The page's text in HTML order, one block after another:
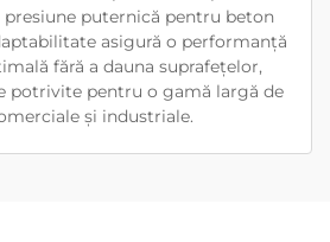
presiune puternică pentru beton
asigură o performanță
fără a dauna suprafețelor,
potrivite pentru o gamă largă de
și industriale.